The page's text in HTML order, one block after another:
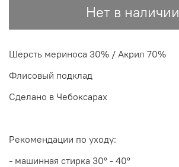
Нет в наличии
Шерсть мериноса 30% / Акрил 70%
Флисовый подклад
Сделано в Чебоксарах
Рекомендации по уходу:
- машинная стирка 30° - 40°